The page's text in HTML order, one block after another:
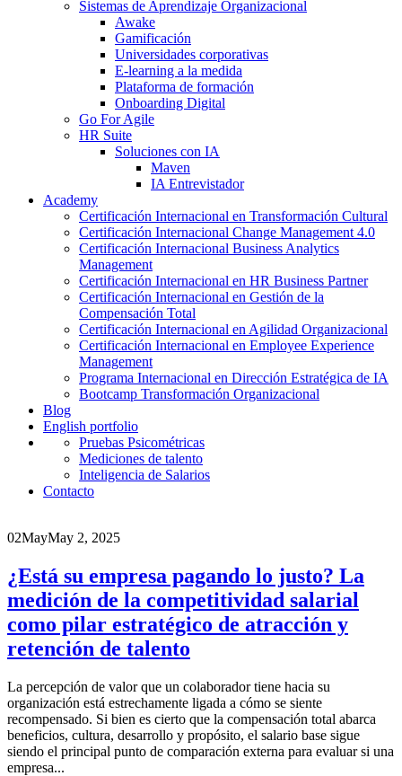
Sistemas de Aprendizaje Organizacional
Awake
Gamificación
Universidades corporativas
E-learning a la medida
Plataforma de formación
Onboarding Digital
Go For Agile
HR Suite
Soluciones con IA
Maven
IA Entrevistador
Academy
Certificación Internacional en Transformación Cultural
Certificación Internacional Change Management 4.0
Certificación Internacional Business Analytics
Management
Certificación Internacional en HR Business Partner
Certificación Internacional en Gestión de la
Compensación Total
Certificación Internacional en Agilidad Organizacional
Certificación Internacional en Employee Experience
Management
Programa Internacional en Dirección Estratégica de IA
Bootcamp Transformación Organizacional
Blog
English portfolio
Pruebas Psicométricas
Mediciones de talento
Inteligencia de Salarios
Contacto
02MayMay 2, 2025
¿Está su empresa pagando lo justo? La
medición de la competitividad salarial
como pilar estratégico de atracción y
retención de talento
La percepción de valor que un colaborador tiene hacia su
organización está estrechamente ligada a cómo se siente
recompensado. Si bien es cierto que la compensación total abarca
beneficios, cultura, desarrollo y propósito, el salario base sigue
siendo el principal punto de comparación externa para evaluar si una
empresa...